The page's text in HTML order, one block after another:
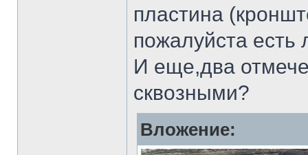
пластина
пожалуйста есть
И еще,два
сквозными?
Вложение: